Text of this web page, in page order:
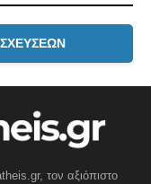
τον αξιόπιστο